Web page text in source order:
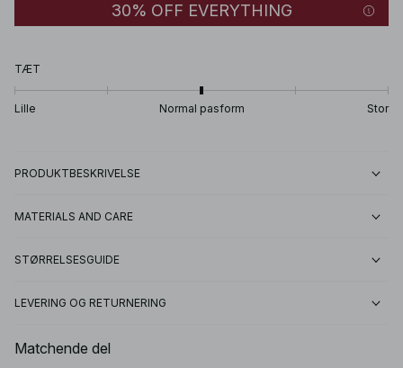
30% OFF EVERYTHING
TÆT
Lille Normal pasform Stor
PRODUKTBESKRIVELSE
MATERIALS AND CARE
STØRRELSESGUIDE
LEVERING OG RETURNERING
Matchende del